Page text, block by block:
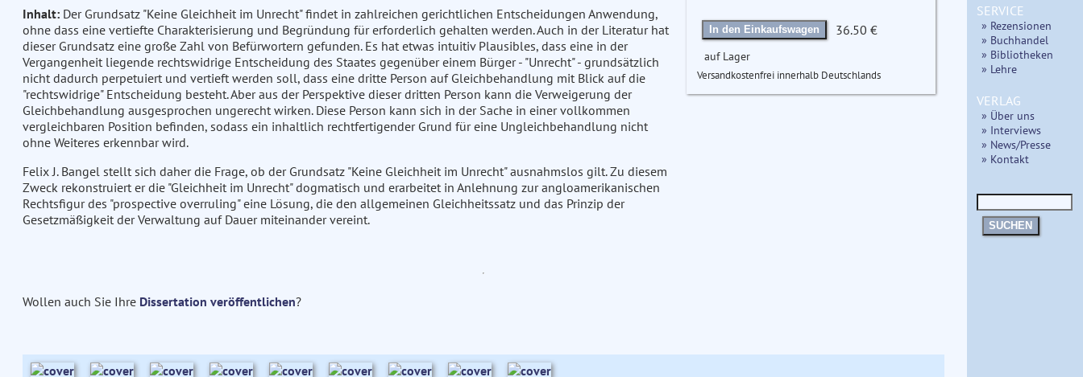
Inhalt:Der Grundsatz "Keine Gleichheit im Unrecht" findet in zahlreichen gerichtlichen Entscheidungen Anwendung,
ohne dass eine vertiefte Charakterisierung und Begründung für erforderlich gehalten werden. Auch in der Literatur hat
dieser Grundsatz eine große Zahl von Befürwortern gefunden. Es hat etwas intuitiv Plausibles, dass eine in der
Vergangenheit liegende rechtswidrige Entscheidung des Staates gegenüber einem Bürger - "Unrecht" - grundsätzlich
nicht dadurch perpetuiert und vertieft werden soll, dass eine dritte Person auf Gleichbehandlung mit Blick auf die
"rechtswidrige" Entscheidung besteht. Aber aus der Perspektive dieser dritten Person kann die Verweigerung der
Gleichbehandlung ausgesprochen ungerecht wirken. Diese Person kann sich in der Sache in einer vollkommen
vergleichbaren Position befinden, sodass ein inhaltlich rechtfertigender Grund für eine Ungleichbehandlung nicht
ohne Weiteres erkennbar wird.
Felix J. Bangel stellt sich daher die Frage, ob der Grundsatz "Keine Gleichheit im Unrecht" ausnahmslos gilt. Zu diesem
Zweck rekonstruiert er die "Gleichheit im Unrecht" dogmatisch und erarbeitet in Anlehnung zur angloamerikanischen
Rechtsfigur des "prospective overruling" eine Lösung, die den allgemeinen Gleichheitssatz und das Prinzip der
Gesetzmäßigkeit der Verwaltung auf Dauer miteinander vereint.
In den Einkaufswagen 36.50 €
auf Lager
Versandkostenfrei innerhalb Deutschlands
Wollen auch Sie Ihre Dissertation veröffentlichen?
SERVICE
» Rezensionen
» Buchhandel
» Bibliotheken
» Lehre
VERLAG
» Über uns
» Interviews
» News/Presse
» Kontakt
SUCHEN